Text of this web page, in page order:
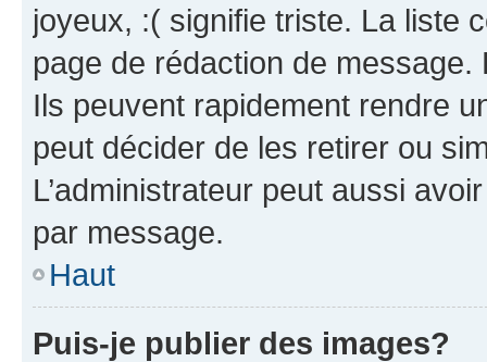
joyeux, :( signifie triste. La liste
page de rédaction de
Ils peuvent rapidement rendre
peut décider de les retirer ou
L’administrateur peut aussi
par message.
Haut
Puis-je publier des images?